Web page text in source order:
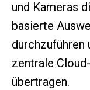
und Kameras
basierte
durchzuführen
zentrale
übertragen.